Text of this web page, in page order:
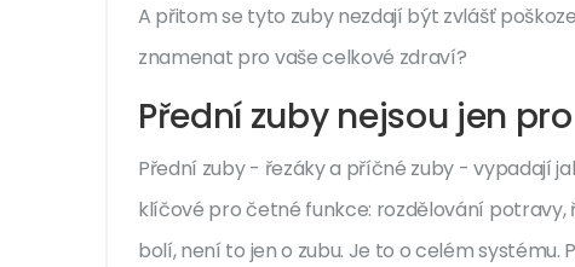
A přitom se tyto zuby nezdají být zvlášť
znamenat pro vaše celkové zdraví?
Přední zuby nejsou jen
Přední zuby - řezáky a příčné zuby - vypadají
klíčové pro četné funkce: rozdělování potravy,
bolí, není to jen o zubu. Je to o celém